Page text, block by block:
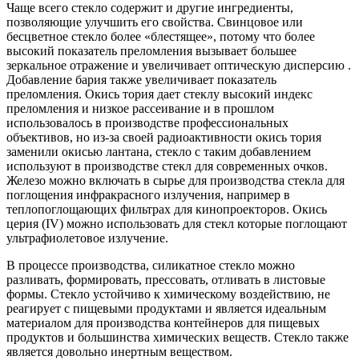
Чаще всего стекло содержит и другие ингредиенты,
позволяющие улучшить его свойства. Свинцовое или
бесцветное стекло более «блестящее», потому что более
высокий показатель преломления вызывает большее
зеркальное отражение и увеличивает оптическую дисперсию .
Добавление бария также увеличивает показатель
преломления. Окись тория дает стеклу высокий индекс
преломления и низкое рассеивание и в прошлом
использовалось в производстве профессиональных
объективов, но из-за своей радиоактивности окись тория
заменили окисью лантана, стекло с таким добавлением
используют в производстве стекл для современных очков.
Железо можно включать в сырье для производства стекла для
поглощения инфракрасного излучения, например в
теплопоглощающих фильтрах для кинопроекторов. Окись
церия (IV) можно использовать для стекл которые поглощают
ультрафиолетовое излучение.
В процессе производства, силикатное стекло можно
разливать, формировать, прессовать, отливать в листовые
формы. Стекло устойчиво к химическому воздействию, не
реагирует с пищевыми продуктами и является идеальным
материалом для производства контейнеров для пищевых
продуктов и большинства химических веществ. Стекло также
является довольно инертным веществом.